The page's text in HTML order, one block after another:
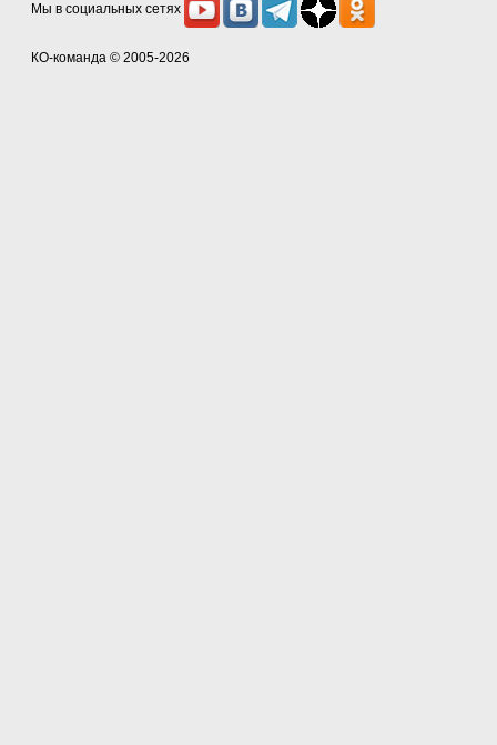
Мы в социальных сетях
КО-команда © 2005-2026